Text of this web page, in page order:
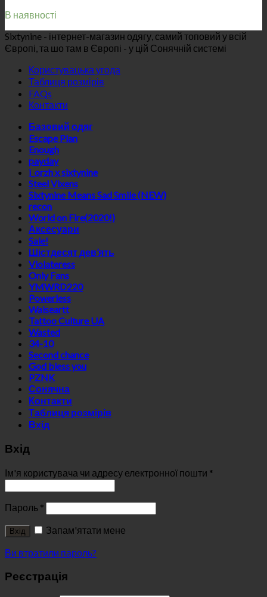
В наявності
Sixtynine - інтернет-магазин одягу, самий топовий у всій
Європі, та шо там в Європі - у цій Сонячній системі
Користувацька угода
Таблиця розмірів
FAQs
Контакти
Базовий одяг
Escape Plan
Enough
payday
i_orzh x sixtynine
Steel Vixens
Sixtynine Means Sad Smile (NEW)
recon
World on Fire(2020!)
Аксесуари
Sale!
Шістдесят дев’ять
Violateress
Only Fans
YMWRD220
Powerless
Waiseartt
Tattoo Culture UA
Wasted
34-10
Second chance
God bless you
PZNK
Сонячна
Контакти
Таблиця розмірів
Вхід
Вхід
Ім'я користувача чи адресу електронної пошти *
Пароль *
Вхід
Запам'ятати мене
Ви втратили пароль?
Реєстрація